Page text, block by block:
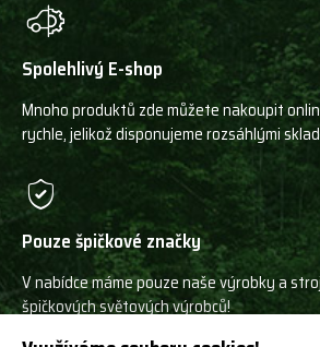
Spolehlivý E-shop
Mnoho produktů zde můžete nakoupit
rychle, jelikož disponujeme rozsáhlými
Pouze špičkové značky
V nabídce máme pouze naše výrobky a
špičkových světových výrobců!